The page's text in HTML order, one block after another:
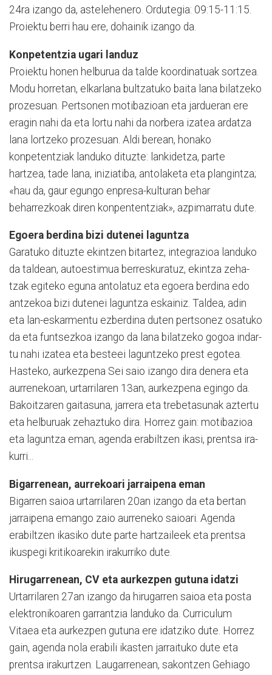
24ra izango da, astelehenero. Ordutegia: 09:15-11:15.
Proiektu berri hau ere, dohainik izango da.
Konpetentzia ugari landuz
Proiektu honen helburua da talde koordinatuak sortzea.
Modu horretan, elkarlana bultzatuko baita lana bila­tzeko
prozesuan. Per­tso­nen motibazioan eta jardueran ere
eragin nahi da eta lortu nahi da norbera izatea ar­da­tza
lana lortzeko prozesu­an. Aldi berean, honako
konpetentziak landuko dituzte: lankidetza, parte
hartzea, tade lana, inizia­tiba, antolaketa eta plangin­tza;
«hau da, gaur egungo enpresa-kulturan behar
beharrezkoak diren kon­pen­tentziak», azpimarratu dute.
Egoera berdina bizi dutenei laguntza
Garatuko dituzte ekintzen bitartez, integrazioa landu­ko
da taldean, autoestimua berreskuratuz, ekintza zeha­
tzak egiteko eguna anto­latuz eta egoera berdi­na edo
antzekoa bizi dute­nei laguntza eskainiz. Taldea, adin
eta lan-eskarmentu ezberdina du­ten pertsonez osatuko
da eta funtsezkoa izango da lana bilatzeko gogoa indar­
tu nahi izatea eta besteei laguntzeko prest egotea.
Hasteko, aurkezpena Sei saio izango dira denera eta
aurrenekoan, urtarrila­ren 13an, aurkezpena egin­go da.
Bakoitzaren gaita­su­na, jarrera eta trebe­tasunak aztertu
eta helbu­ru­ak zehaz­tuko dira. Ho­rrez gain: motibazioa
eta lagun­tza eman, agenda era­biltzen ikasi, prentsa ira­
kurri...
Bigarrenean, aurrekoari jarraipena eman
Bigarren saioa urtarrilaren 20an izango da eta bertan
jarraipena emango zaio aurreneko saioari. Agenda
erabiltzen ikasiko dute parte hartzaileek eta pren­tsa
ikuspegi kritikoarekin irakurriko dute.
Hirugarrenean, CV eta aurkezpen gutuna idatzi
Urtarrilaren 27an izango da hirugarren saioa eta posta
elektronikoaren garrantzia landuko da. Curriculum
Vitaea eta aurkezpen gutuna ere idatziko dute. Horrez
gain, agenda nola erabili ikasten jarraituko dute eta
prentsa irakurtzen. Laugarrenean, sakontzen Gehiago